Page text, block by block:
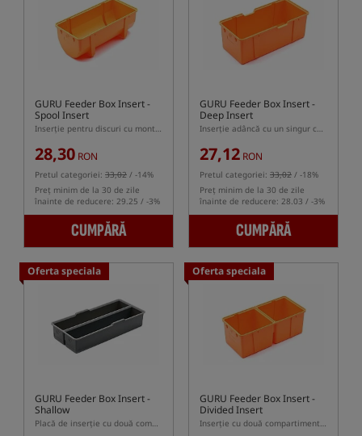
GURU Feeder Box Insert -
Spool Insert
Inserție pentru discuri cu monturi pentru cutia GURU Feeder Box
28,30 RON
Pretul categoriei: 33,02 / -14%
Preț minim de la 30 de zile
înainte de reducere: 29.25 / -3%
CUMPĂRĂ
GURU Feeder Box Insert -
Deep Insert
Inserție adâncă cu un singur compartiment pentru cutia GURU Feeder Box
27,12 RON
Pretul categoriei: 33,02 / -18%
Preț minim de la 30 de zile
înainte de reducere: 28.03 / -3%
CUMPĂRĂ
Oferta speciala
GURU Feeder Box Insert -
Shallow
Placă de inserție cu două compartimente pentru cutia GURU Feeder Box
Oferta speciala
GURU Feeder Box Insert -
Divided Insert
Inserție cu două compartimente pentru cutia GURU Feeder Box